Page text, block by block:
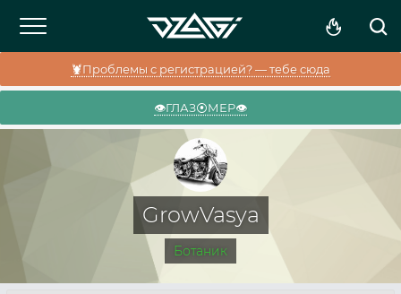
🦞Проблемы с регистрацией? — тебе сюда
👁️ГЛАЗ⦿МЕР👁️
GrowVasya
Ботаник